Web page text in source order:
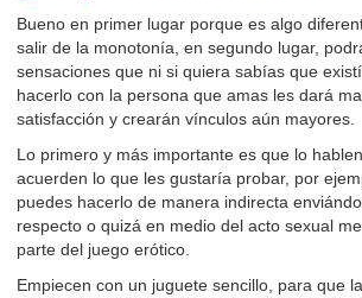
Bueno en primer lugar porque es algo
salir de la monotonía, en segundo lugar,
sensaciones que ni si quiera sabías que
hacerlo con la persona que amas les dará
satisfacción y crearán vínculos aún mayores.
Lo primero y más importante es que lo
acuerden lo que les gustaría probar, por
puedes hacerlo de manera indirecta
respecto o quizá en medio del acto sexual
parte del juego erótico.
Empiecen con un juguete sencillo, para que